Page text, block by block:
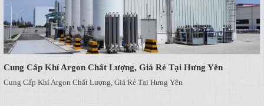
Cung Cấp Khí Argon Chất Lượng, Giá Rẻ Tại Hưng Yên
Cung Cấp Khí Argon Chất Lượng, Giá Rẻ Tại Hưng Yên